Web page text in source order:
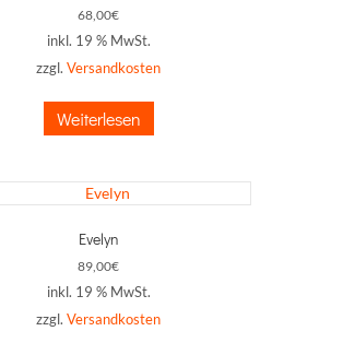
68,00€
inkl. 19 % MwSt.
zzgl. Versandkosten
Weiterlesen
Evelyn
89,00€
inkl. 19 % MwSt.
zzgl. Versandkosten